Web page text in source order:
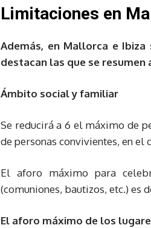
Limitaciones en
Además, en Mallorca e
destacan las que se resumen
Ámbito social y familiar
Se reducirá a 6 el máximo de
de personas convivientes, en el
El aforo máximo para
(comuniones, bautizos, etc.) es
El aforo máximo de los